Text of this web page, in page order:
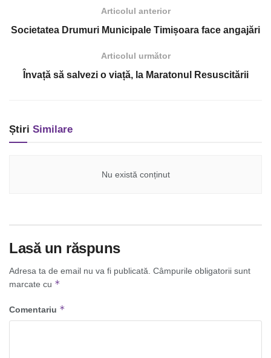
Articolul anterior
Societatea Drumuri Municipale Timișoara face angajări
Articolul următor
Învață să salvezi o viață, la Maratonul Resuscitării
Știri Similare
Nu există conținut
Lasă un răspuns
Adresa ta de email nu va fi publicată. Câmpurile obligatorii sunt
marcate cu *
Comentariu *